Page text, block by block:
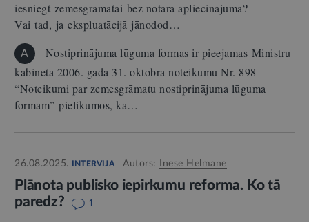
iesniegt zemesgrāmatai bez notāra apliecinājuma?
Vai tad, ja ekspluatācijā jānodod…
A
Nostiprinājuma lūguma formas ir pieejamas Ministru
kabineta 2006. gada 31. oktobra noteikumu Nr. 898
“Noteikumi par zemesgrāmatu nostiprinājuma lūguma
formām” pielikumos, kā…
26.08.2025. INTERVIJA Autors: Inese Helmane
Plānota publisko iepirkumu reforma. Ko tā
paredz?
1